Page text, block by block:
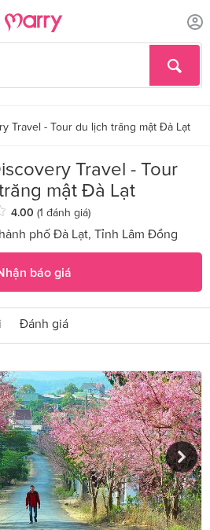
Travel - Tour du lịch trăng mật Đà Lạt
Travel - Tour
mật Đà Lạt
4.00 (1 đánh giá)
phố Đà Lạt, Tỉnh Lâm Đồng
báo giá
Đánh giá